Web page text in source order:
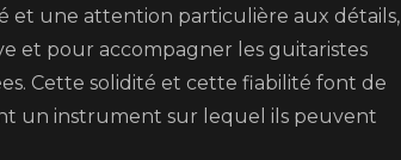
et une attention particulière aux détails,
et pour accompagner les guitaristes
Cette solidité et cette fiabilité font de
un instrument sur lequel ils peuvent